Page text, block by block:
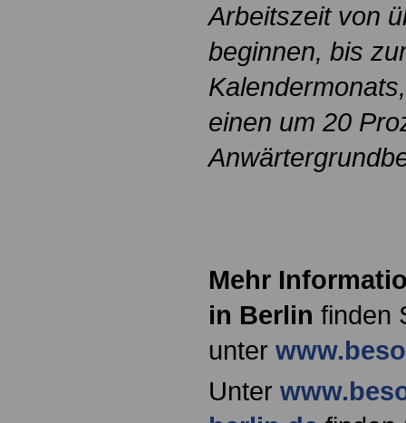
Arbeitszeit von
beginnen, bis
einen um 20
Mehr
in Berlin finden
unter
Unter